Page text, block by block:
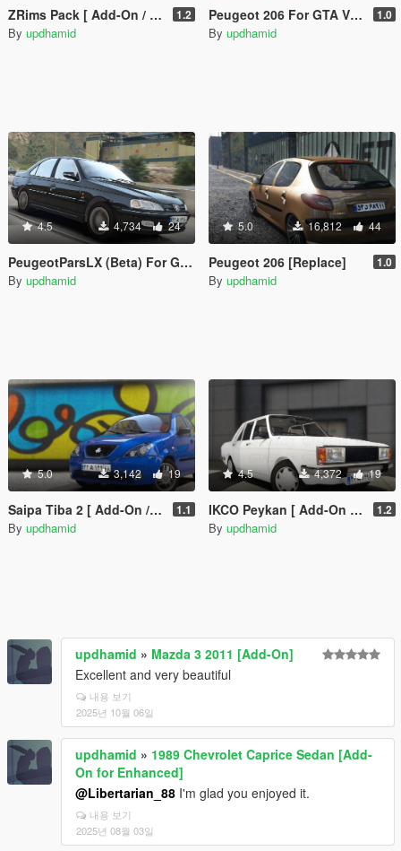
ZRims Pack [ Add-On / Enhanced / Legacy / OIV / HQ ] 1.2
By updhamid
Peugeot 206 For GTA V Enhanced [ Replace ] 1.0
By updhamid
4.5 4,734 24
PeugeotParsLX (Beta) For GTA V [Replace]
By updhamid
5.0 16,812 44
Peugeot 206 [Replace] 1.0
By updhamid
5.0 3,142 19
Saipa Tiba 2 [ Add-On / OIV / HQ / Animated / Tuning ] 1.1
By updhamid
4.5 4,372 19
IKCO Peykan [ Add-On / OIV / HQ / Animated ] 1.2
By updhamid
updhamid » Mazda 3 2011 [Add-On]
Excellent and very beautiful
내용 보기
2025년 10월 06일
updhamid » 1989 Chevrolet Caprice Sedan [Add-
On for Enhanced]
@Libertarian_88 I'm glad you enjoyed it.
내용 보기
2025년 08월 03일